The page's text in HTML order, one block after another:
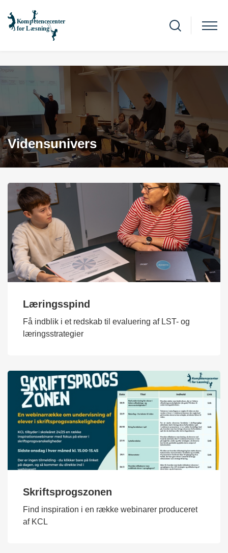
Vidensunivers
Læringsspind
Få indblik i et redskab til evaluering af LST- og
læringsstrategier
Skriftsprogszonen
Find inspiration i en række webinarer produceret
af KCL